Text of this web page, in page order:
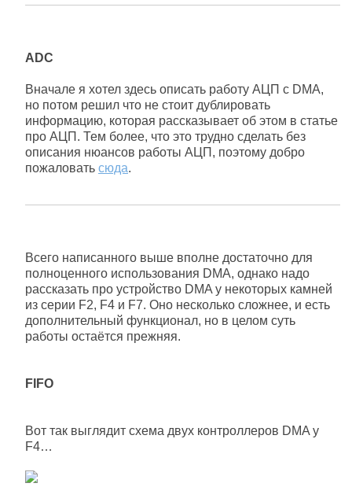
ADC
Вначале я хотел здесь описать работу АЦП c DMA,
но потом решил что не стоит дублировать
информацию, которая рассказывает об этом в статье
про АЦП. Тем более, что это трудно сделать без
описания нюансов работы АЦП, поэтому добро
пожаловать сюда.
Всего написанного выше вполне достаточно для
полноценного использования DMA, однако надо
рассказать про устройство DMA у некоторых камней
из серии F2, F4 и F7. Оно несколько сложнее, и есть
дополнительный функционал, но в целом суть
работы остаётся прежняя.
FIFO
Вот так выглядит схема двух контроллеров DMA у
F4…